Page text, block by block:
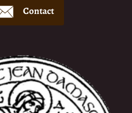
Contact